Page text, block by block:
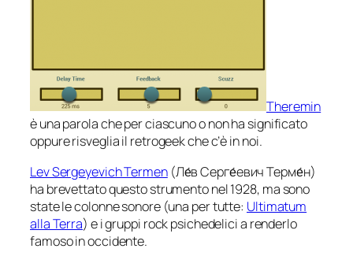
Theremin
è una parola che per ciascuno o non ha significato
oppure risveglia il retrogeek che c’è in noi.
Lev Sergeyevich Termen(Ле́в Серге́евич Терме́н)
ha brevettato questo strumento nel 1928, ma sono
state le colonne sonore (una per tutte: Ultimatum
alla Terra) e i gruppi rock psichedelici a renderlo
famoso in occidente.